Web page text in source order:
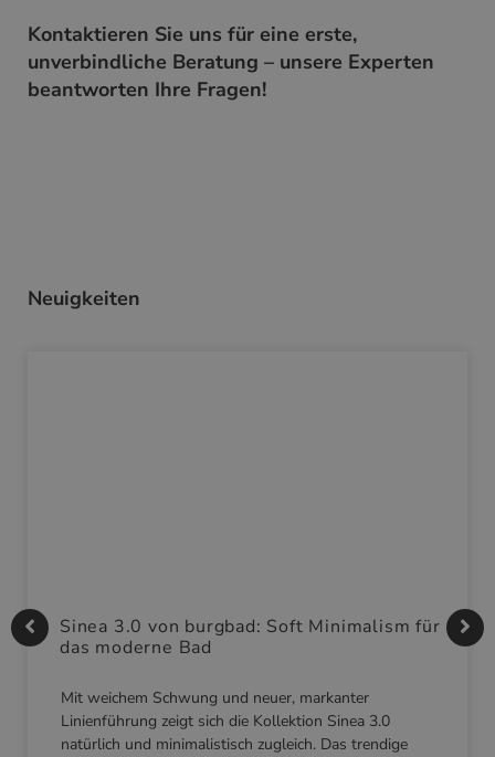
Kontaktieren Sie uns für eine erste,
unverbindliche Beratung – unsere Experten
beantworten Ihre Fragen!
Neuigkeiten
Sinea 3.0 von burgbad: Soft Minimalism für
das moderne Bad
Mit weichem Schwung und neuer, markanter
Linienführung zeigt sich die Kollektion Sinea 3.0
natürlich und minimalistisch zugleich. Das trendige